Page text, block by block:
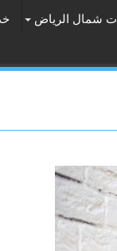
شمال الرياض